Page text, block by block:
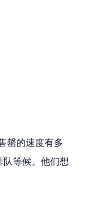
罄的速度有多
等候。他们想